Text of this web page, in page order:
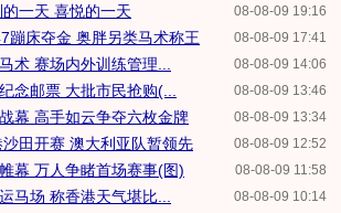
08-08-09 19:16
一天 喜悦的一天
08-08-09 17:41
蹦床夺金 奥胖另类马术称王
08-08-09 14:06
术 赛场内外训练管理...
08-08-09 13:46
念邮票 大批市民抢购(...
08-08-09 13:34
幕 高手如云争夺六枚金牌
08-08-09 12:52
田开赛 澳大利亚队暂领先
08-08-09 11:58
幕 万人争睹首场赛事(图)
08-08-09 10:14
马场 称香港天气堪比...